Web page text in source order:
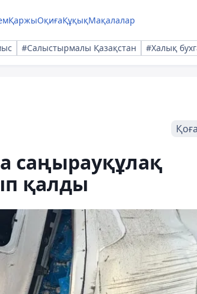
ҚаржыОқиғаҚұқықМақалалар
#Салыстырмалы Қазақстан #Халық
саңырауқұлақ
қалды